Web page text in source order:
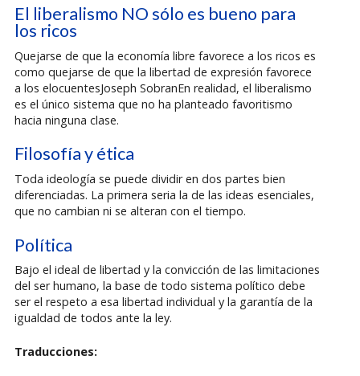
El liberalismo NO sólo es bueno para
los ricos
Quejarse de que la economía libre favorece a los ricos es
como quejarse de que la libertad de expresión favorece
a los elocuentesJoseph SobranEn realidad, el liberalismo
es el único sistema que no ha planteado favoritismo
hacia ninguna clase.
Filosofía y ética
Toda ideología se puede dividir en dos partes bien
diferenciadas. La primera seria la de las ideas esenciales,
que no cambian ni se alteran con el tiempo.
Política
Bajo el ideal de libertad y la convicción de las limitaciones
del ser humano, la base de todo sistema político debe
ser el respeto a esa libertad individual y la garantía de la
igualdad de todos ante la ley.
Traducciones: